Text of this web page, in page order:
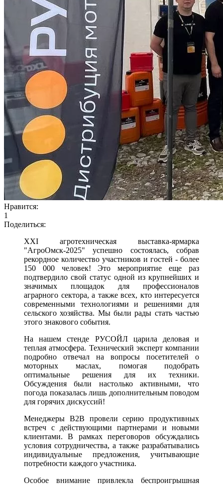
Нравится:
1
Поделиться:
XXI агротехническая выставка-ярмарка
"АгроОмск-2025" успешно состоялась, собрав
рекордное количество участников и гостей - более
150 000 человек! Это мероприятие еще раз
подтвердило свой статус одной из крупнейших и
значимых площадок для профессионалов
аграрного сектора, а также всех, кто интересуется
современными технологиями и решениями для
сельского хозяйства. Мы были рады стать частью
этого знакового события.
На нашем стенде РУСОЙЛ царила деловая и
теплая атмосфера. Технический эксперт компании
подробно отвечал на вопросы посетителей о
моторных маслах, помогая подобрать
оптимальные решения для их техники.
Обсуждения были настолько активными, что
погода показалась лишь дополнительным поводом
для горячих дискуссий!
Менеджеры B2B провели серию продуктивных
встреч с действующими партнерами и новыми
клиентами. В рамках переговоров обсуждались
условия сотрудничества, а также разрабатывались
индивидуальные предложения, учитывающие
потребности каждого участника.
Особое внимание привлекла беспроигрышная